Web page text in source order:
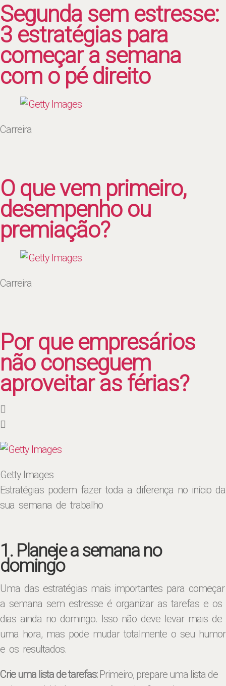
Segunda sem estresse:
3 estratégias para
começar a semana
com o pé direito
Carreira
O que vem primeiro,
desempenho ou
premiação?
Carreira
Por que empresários
não conseguem
aproveitar as férias?
Getty Images
Estratégias podem fazer toda a diferença no início da
sua semana de trabalho
1. Planeje a semana no
domingo
Uma das estratégias mais importantes para começar
a semana sem estresse é organizar as tarefas e os
dias ainda no domingo. Isso não deve levar mais de
uma hora, mas pode mudar totalmente o seu humor
e os resultados.
Crie uma lista de tarefas:Primeiro, prepare uma lista de